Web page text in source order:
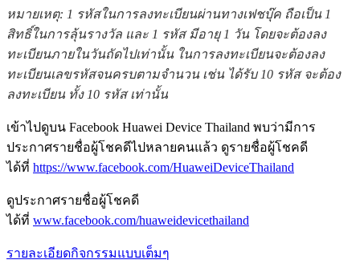
หมายเหตุ: 1 รหัสในการลงทะเบียนผ่านทางเฟชบุ๊ค ถือเป็น 1
สิทธิ์ในการลุ้นรางวัล และ 1 รหัส มีอายุ 1 วัน โดยจะต้องลง
ทะเบียนภายในวันถัดไปเท่านั้น ในการลงทะเบียนจะต้องลง
ทะเบียนเลขรหัสจนครบตามจำนวน เช่น ได้รับ 10 รหัส จะต้อง
ลงทะเบียน ทั้ง 10 รหัส เท่านั้น
เข้าไปดูบน Facebook Huawei Device Thailand พบว่ามีการ
ประกาศรายชื่อผู้โชคดีไปหลายคนแล้ว ดูรายชื่อผู้โชคดี
ได้ที่ https://www.facebook.com/HuaweiDeviceThailand
ดูประกาศรายชื่อผู้โชคดี
ได้ที่ www.facebook.com/huaweidevicethailand
รายละเอียดกิจกรรมแบบเต็มๆ